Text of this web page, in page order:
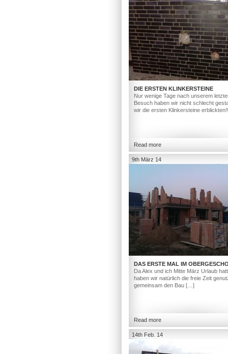
DIE ERSTEN KLINKERSTEINE
Nur wenige Tage nach unserem
Besuch haben wir nicht schlecht
wir die ersten Klinkersteine
Read more
9th März 14
DAS ERSTE MAL IM
Da Alex und ich Mitte März Urlaub
haben wir natürlich die freie Zeit
gemeinsam den Bau […]
Read more
14th Feb. 14